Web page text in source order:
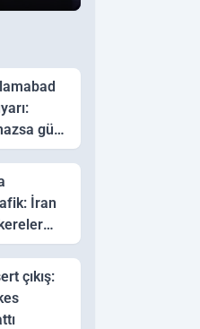
güç
İran
ulaştı
çıkış: